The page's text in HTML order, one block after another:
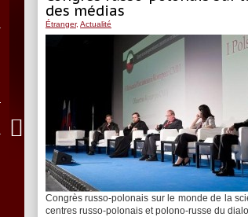
des médias
Étranger, Actualité
Congrès russo-polonais sur le monde de la
centres russo-polonais et polono-russe du